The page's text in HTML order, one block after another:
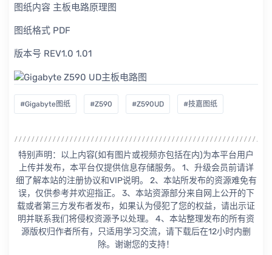
图纸内容 主板电路原理图
图纸格式 PDF
版本号 REV1.0 1.01
#Gigabyte图纸 #Z590 #Z590UD #技嘉图纸
特别声明：以上内容(如有图片或视频亦包括在内)为本平台用户
上传并发布，本平台仅提供信息存储服务。 1、升级会员前请详
细了解本站的注册协议和VIP说明。 2、本站所发布的资源难免有
误，仅供参考并欢迎指正。 3、本站资源部分来自网上公开的下
载或者第三方发布者发布，如果认为侵犯了您的权益，请出示证
明并联系我们将侵权资源予以处理。 4、本站整理发布的所有资
源版权归作者所有，只适用学习交流，请下载后在12小时内删
除。谢谢您的支持！